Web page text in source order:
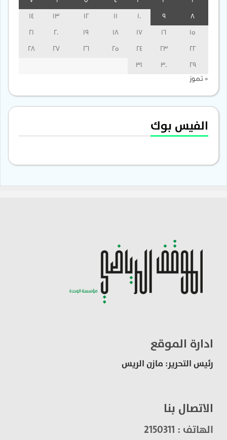
13
14
15
16
17
18
19
20
21
22
23
24
25
26
27
28
29
30
31
« تموز
الفيس بوك
ادارة الموقع
رئيس التحرير: مازن الريس
الاتصال بنا
الهاتف : 2150311